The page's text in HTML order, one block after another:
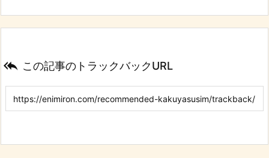
 この記事のトラックバックURL